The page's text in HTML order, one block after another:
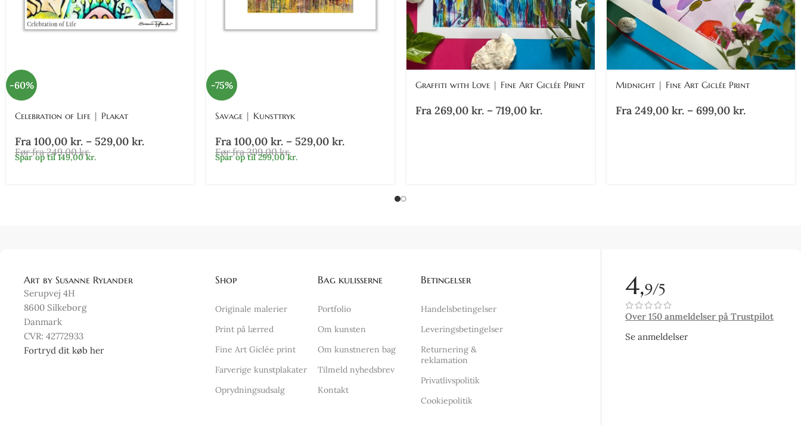
-60%
Celebration of Life | Plakat
Fra 100,00 kr. – 529,00 kr.
Før fra249,00kr.
Spar op til149,00kr.
-75%
Savage | Kunsttryk
Fra 100,00 kr. – 529,00 kr.
Før fra399,00kr.
Spar op til299,00kr.
Graffiti with Love | Fine Art Giclée Print
Fra 269,00 kr. – 719,00 kr.
Midnight | Fine Art Giclée Print
Fra 249,00 kr. – 699,00 kr.
Art by Susanne Rylander
Serupvej 4H
8600 Silkeborg
Danmark
CVR: 42772933
Fortryd dit køb her
Shop
Originale malerier
Print på lærred
Fine Art Giclée print
Farverige kunstplakater
Oprydningsudsalg
Bag kulisserne
Portfolio
Om kunsten
Om kunstneren bag
Tilmeld nyhedsbrev
Kontakt
Betingelser
Handelsbetingelser
Leveringsbetingelser
Returnering &
reklamation
Privatlivspolitik
Cookiepolitik
4,9/5
Over 150 anmeldelser på Trustpilot
Se anmeldelser